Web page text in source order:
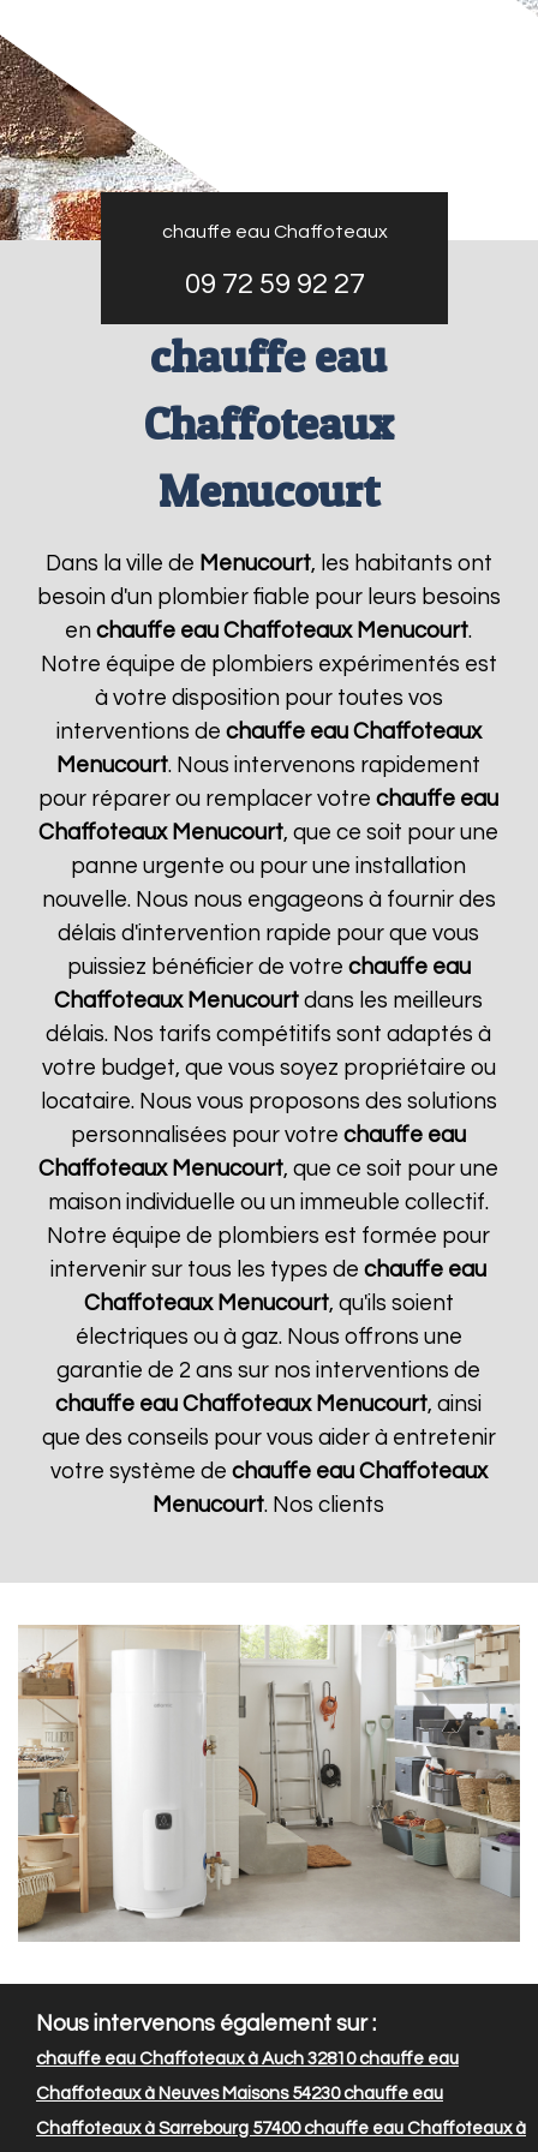
chauffe eau Chaffoteaux
09 72 59 92 27
chauffe eau
Chaffoteaux
Menucourt
Dans la ville de Menucourt, les habitants ont
besoin d'un plombier fiable pour leurs besoins
enchauffe eau Chaffoteaux Menucourt.
Notre équipe de plombiers expérimentés est
à votre disposition pour toutes vos
interventions de chauffe eau Chaffoteaux
Menucourt. Nous intervenons rapidement
pour réparer ou remplacer votrechauffe eau
Chaffoteaux Menucourt, que ce soit pour une
panne urgente ou pour une installation
nouvelle. Nous nous engageons à fournir des
délais d'intervention rapide pour que vous
puissiez bénéficier de votre chauffe eau
Chaffoteaux Menucourt dans les meilleurs
délais. Nos tarifs compétitifs sont adaptés à
votre budget, que vous soyez propriétaire ou
locataire. Nous vous proposons des solutions
personnalisées pour votrechauffe eau
Chaffoteaux Menucourt, que ce soit pour une
maison individuelle ou un immeuble collectif.
Notre équipe de plombiers est formée pour
intervenir sur tous les types dechauffe eau
Chaffoteaux Menucourt, qu'ils soient
électriques ou à gaz. Nous offrons une
garantie de 2 ans sur nos interventions de
chauffe eau Chaffoteaux Menucourt, ainsi
que des conseils pour vous aider à entretenir
votre système de chauffe eau Chaffoteaux
Menucourt. Nos clients
Nous intervenons également sur :
chauffe eau Chaffoteaux à Auch 32810chauffe eau
Chaffoteaux à Neuves Maisons 54230chauffe eau
Chaffoteaux à Sarrebourg 57400chauffe eau Chaffoteaux à